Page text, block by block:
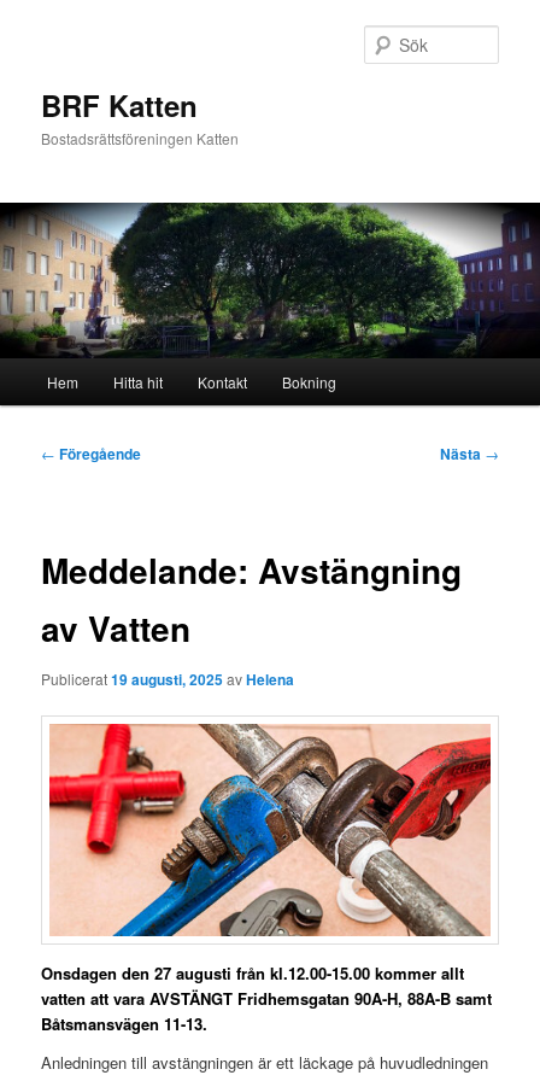
BRF Katten
Bostadsrättsföreningen Katten
Hem Hitta hit Kontakt Bokning
Inläggsnavigering
← Föregående Nästa →
Meddelande: Avstängning
av Vatten
Publicerat19 augusti, 2025avHelena
Onsdagen den 27 augusti från kl.12.00-15.00 kommer allt
vatten att vara AVSTÄNGT Fridhemsgatan 90A-H, 88A-B samt
Båtsmansvägen 11-13.
Anledningen till avstängningen är ett läckage på huvudledningen